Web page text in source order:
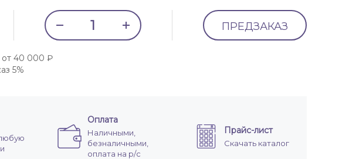
ПРЕДЗАКАЗ
от 40 000 ₽
5%
Оплата
Наличными,
безналичными,
оплата на р/с
Прайс-лист
Скачать каталог